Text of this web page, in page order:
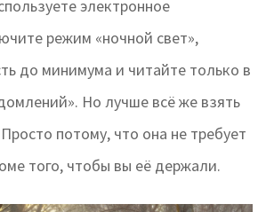
электронное
режим «ночной свет»,
до минимума и читайте только в
Но лучше всё же взять
потому, что она не требует
того, чтобы вы её держали.